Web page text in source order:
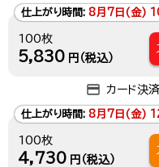
仕上がり時間: 8月7日(金)
100枚
5,830 円（税込）
カード決
仕上がり時間: 8月7日(金)
100枚
4,730 円（税込）